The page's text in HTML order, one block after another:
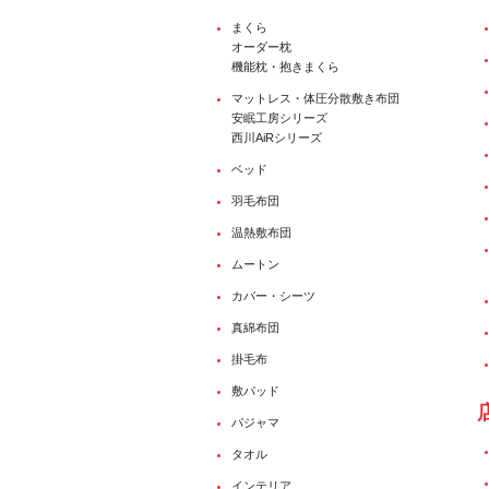
まくら
オーダー枕
機能枕・抱きまくら
マットレス・体圧分散敷き布団
安眠工房シリーズ
西川AiRシリーズ
ベッド
羽毛布団
温熱敷布団
ムートン
カバー・シーツ
真綿布団
掛毛布
敷パッド
パジャマ
タオル
インテリア